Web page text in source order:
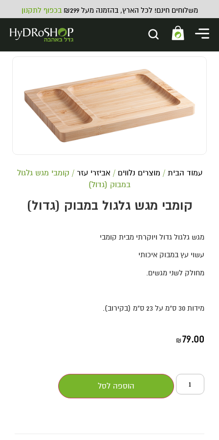
משלוחים חינם! לכל הארץ, בהזמנה מעל ₪299 בכפוף לתקנון
עמוד הבית / מוצרים נלווים / אביזרי עזר / קומבי מגש גלגול
במבוק (גדול)
קומבי מגש גלגול במבוק (גדול)
מגש גלגול גדול ויוקרתי מבית קומבי
עשוי עץ במבוק איכותי
מחולק לשני מגשים.
מידות 30 ס"מ על 23 ס"מ (בקירוב).
₪79.00
הוספה לסל
מפוח קווי S&P TD - 350 מק''ש 5
צול